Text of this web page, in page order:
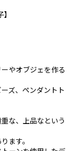
やオブジェを作る
ズ、ペンダントト
な、上品なという
ます。